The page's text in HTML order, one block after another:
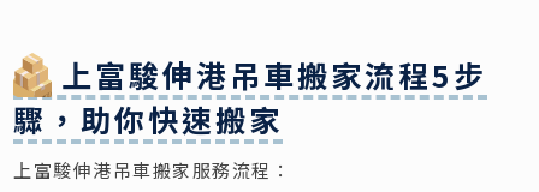
上富駿伸港吊車搬家流程5步
驟，助你快速搬家
上富駿伸港吊車搬家服務流程：